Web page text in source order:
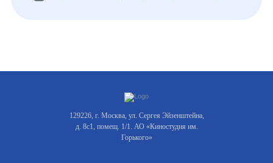
129226, г. Москва, ул. Сергея Эйзенштейна,
д. 8с1, помещ. 1/1. АО «Киностудия им.
Горького»